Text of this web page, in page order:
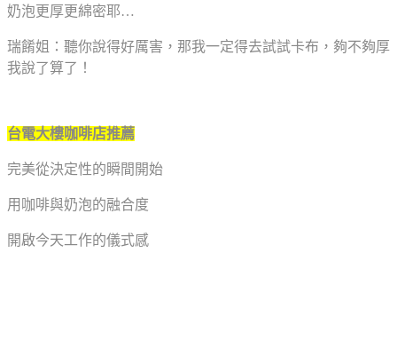
奶泡更厚更綿密耶…
瑞餚姐：聽你說得好厲害，那我一定得去試試卡布，夠不夠厚
我說了算了！
台電大樓咖啡店推薦
完美從決定性的瞬間開始
用咖啡與奶泡的融合度
開啟今天工作的儀式感